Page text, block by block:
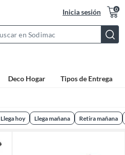
Inicia sesión 0
Bar
Deco Hogar Tipos de Entrega
Llega hoy Llega mañana Retira mañana